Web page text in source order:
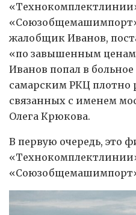
жалобщик Иванов,
«по завышенным
Иванов попал в
самарским РКЦ плотно
связанных с именем
Олега Крюкова.
В первую очередь, это